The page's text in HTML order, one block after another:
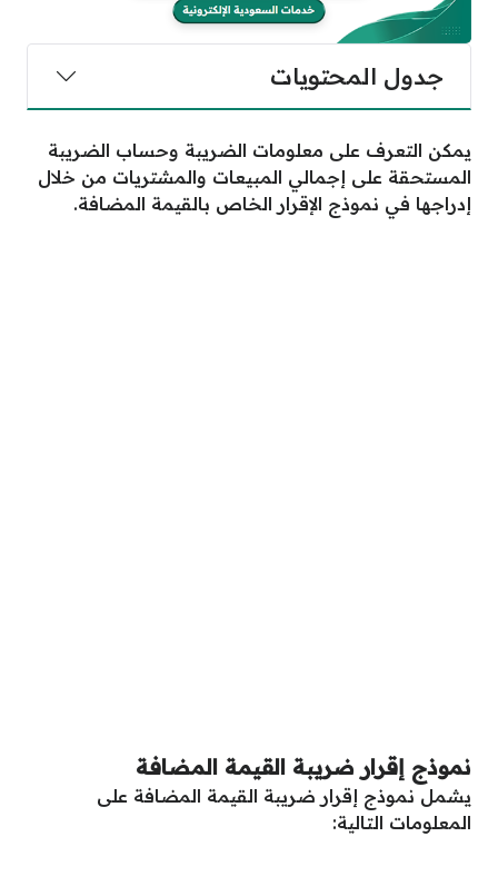
جدول المحتويات
يمكن التعرف على معلومات الضريبة وحساب الضريبة
المستحقة على إجمالي المبيعات والمشتريات من خلال
إدراجها في نموذج الإقرار الخاص بالقيمة المضافة.
نموذج إقرار ضريبة القيمة المضافة
يشمل نموذج إقرار ضريبة القيمة المضافة على
المعلومات التالية: